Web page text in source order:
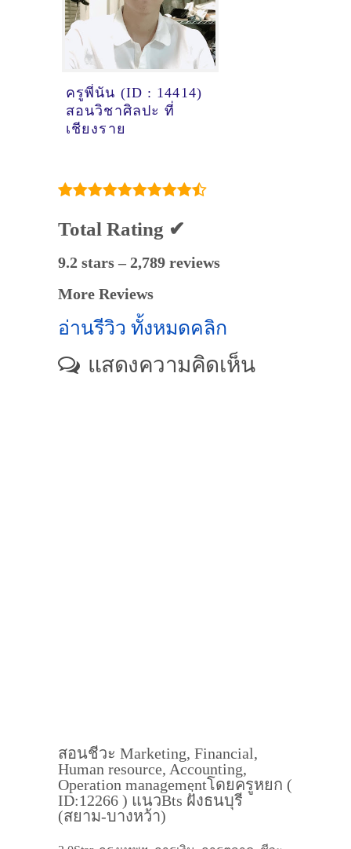
ครูพี่นัน (ID : 14414)
สอนวิชาศิลปะ ที่
เชียงราย
Total Rating ✔
9.2 stars – 2,789 reviews
More Reviews
อ่านรีวิว ทั้งหมดคลิก
แสดงความคิดเห็น
สอนชีวะ Marketing, Financial,
Human resource, Accounting,
Operation managementโดยครูหยก (
ID:12266 ) แนวBts ฝั่งธนบุรี
(สยาม-บางหว้า)